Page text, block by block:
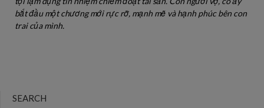
bắt đầu một chương mới rực rỡ, mạnh mẽ và hạnh phúc bên con
trai của mình.
SEARCH